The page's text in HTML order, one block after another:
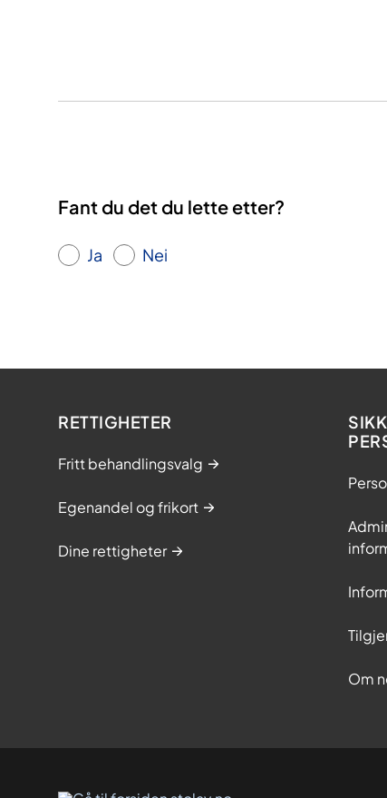
Fant du det du lette etter?
Ja Nei
RETTIGHETER
Fritt behandlingsvalg
Egenandel og frikort
Dine rettigheter
Om